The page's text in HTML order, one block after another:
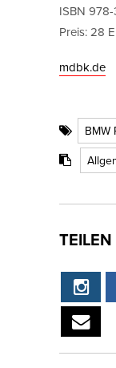
ISBN
Preis: 28
mdbk.de
BMW